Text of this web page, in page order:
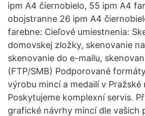
ipm A4 čiernobielo, 55 ipm A4
obojstranne 26 ipm A4
farebne: Cieľové umiestnenia:
domovskej zložky, skenovanie
skenovanie do e-mailu,
(FTP/SMB) Podporované
výrobu mincí a medailí v Pražské
Poskytujeme komplexní servis.
grafické návrhy mincí dle vašich